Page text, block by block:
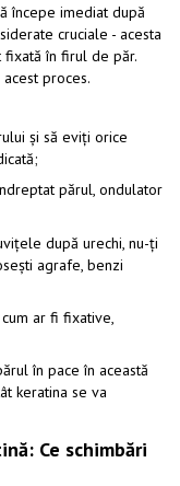
începe imediat după
cruciale - acesta
în firul de păr.
proces.
și să eviți orice
părul, ondulator
după urechi, nu-ți
agrafe, benzi
ar fi fixative,
în pace în această
keratina se va
Ce schimbări